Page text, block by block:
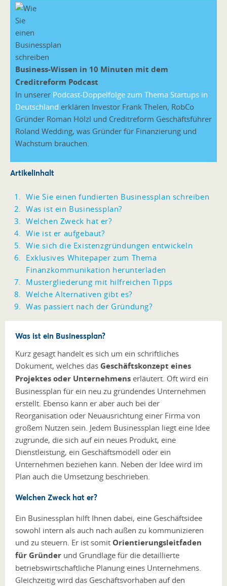
Business-Wissen in 10 Minuten mit dem
Creditreform Podcast
In unserer Podcast-Doppelfolge zum Thema Startups in
Deutschland erklären Investor Frank Thelen, RobCo
Gründer Roman Hölzl und Creditreform Geschäftsführer
Roland Wedding, was Gründer für Finanzierung und
Wachstum brauchen.
Artikelinhalt
Wie Sie einen fundierten Businessplan schreiben
Was ist ein Businessplan?
Welchen Zweck hat er?
Wie ist er aufgebaut?
Wie sich die Existenzgründungen entwickeln
Exklusives Whitepaper zum Thema
Finanzkommunikation herunterladen
Mustergliederung mit hilfreichen Tipps
Welche Alternativen gibt es?
Was passiert nach der Gründung?
Was ist ein Businessplan?
Kurz gesagt handelt es sich um ein schriftliches
Dokument, welches das Geschäftskonzept eines
Projektes oder Unternehmens erläutert. Oft wird ein
Businessplan für ein neu zu gründendes Unternehmen
erstellt. Ebenso kann er aber auch bei der
Reorganisation oder Neuausrichtung einer Firma von
großem Nutzen sein. Jedem Businessplan liegt eine Idee
zugrunde, die sich auf ein neues Produkt, eine
Dienstleistung, ein Geschäftsmodell oder ein
Unternehmen beziehen kann. Neben der Idee wird im
Plan auch die Umsetzung beschrieben.
Welchen Zweck hat er?
Ein Businessplan hilft Ihnen dabei, eine Geschäftsidee
sowohl intern als auch nach außen zu kommunizieren
und zu steuern. Er ist somit Orientierungsleitfaden
für Gründer und Grundlage für die detaillierte
betriebswirtschaftliche Planung eines Unternehmens.
Gleichzeitig wird das Geschäftsvorhaben auf den